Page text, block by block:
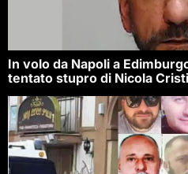
In volo da Napoli a
tentato stupro di Nicola